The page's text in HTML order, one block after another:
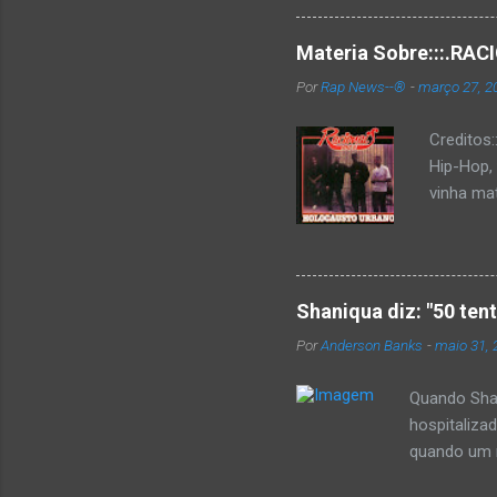
Materia
PorRap News--® -março 27,
Hip-
vinha
Como
rica
Cultura
Shaniqua diz: "50
PorAnderson Banks -maio 31,
Quando
quando